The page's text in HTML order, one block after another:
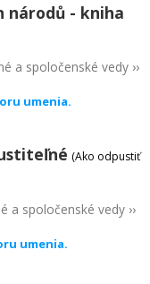
národů - kniha
a spoločenské vedy ››
umenia.
(Ako odpustiť
a spoločenské vedy››
umenia.